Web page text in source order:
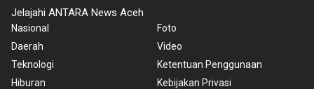
Jelajahi ANTARA News Aceh
Nasional
Daerah
Teknologi
Hiburan
Foto
Video
Ketentuan Penggunaan
Kebijakan Privasi